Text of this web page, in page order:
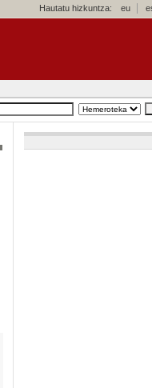
Hautatu hizkuntza: eu